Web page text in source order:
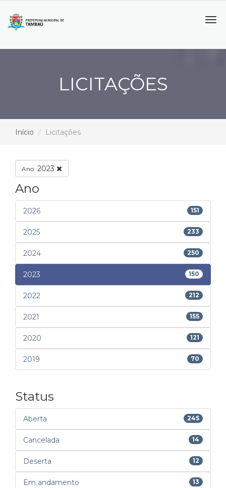
LICITAÇÕES
Início Licitações
Ano: 2023
Ano
2026 151
2025 233
2024 250
2023 150
2022 212
2021 155
2020 121
2019 70
Status
Aberta 245
Cancelada 14
Deserta 12
Em andamento 13